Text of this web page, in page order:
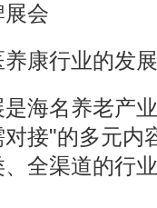
展会
康行业的发展
海名养老产
对接"的多元内
全渠道的行